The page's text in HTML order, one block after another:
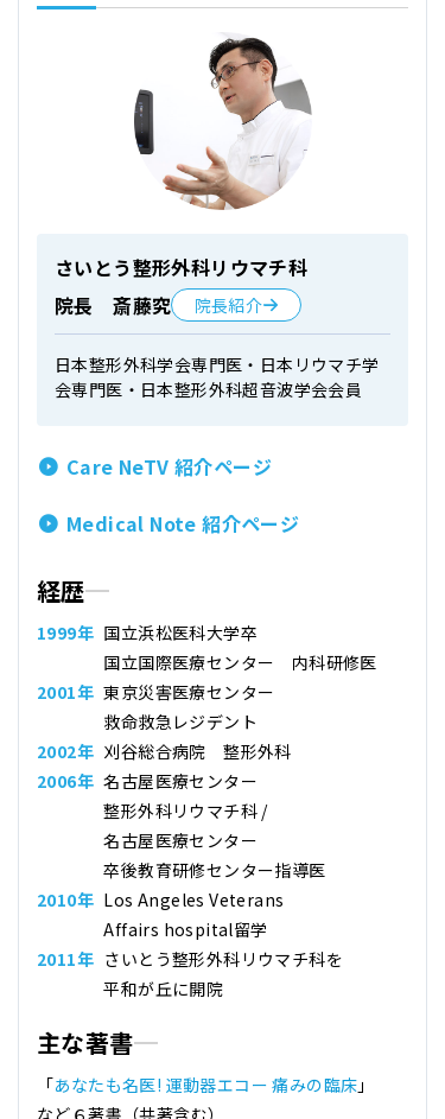
さいとう整形外科リウマチ科
院長 斎藤究
院長紹介
日本整形外科学会専門医・日本リウマチ学
会専門医・日本整形外科超音波学会会員
Care NeTV 紹介ページ
Medical Note 紹介ページ
経歴
1999年 国立浜松医科大学卒
国立国際医療センター 内科研修医
2001年 東京災害医療センター
救命救急レジデント
2002年 刈谷総合病院 整形外科
2006年 名古屋医療センター
整形外科リウマチ科 /
名古屋医療センター
卒後教育研修センター指導医
2010年 Los Angeles Veterans
Affairs hospital留学
2011年 さいとう整形外科リウマチ科を
平和が丘に開院
主な著書
「あなたも名医! 運動器エコー 痛みの臨床 」
など６著書（共著含む）